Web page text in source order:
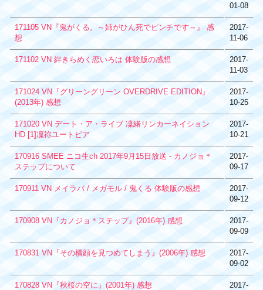
01-08
171105 VN『鬼がくる。～姉がひん死でピンチです～』 感
想
2017-
11-06
171102 VN 絆きらめく恋いろは 体験版の感想
2017-
11-03
171024 VN『グリーングリーン OVERDRIVE EDITION』
(2013年) 感想
2017-
10-25
171020 VN デート・ア・ライブ 凜緒リンカーネイション
HD [1]凜祢ユートピア
2017-
10-21
170916 SMEE ニコ生ch 2017年9月15日放送 - カノジョ＊
ステップについて
2017-
09-17
170911 VN メイラバ / メガモル / 鬼くる 体験版の感想
2017-
09-12
170908 VN『カノジョ＊ステップ』(2016年) 感想
2017-
09-09
170831 VN『その横顔を見つめてしまう』(2006年) 感想
2017-
09-02
170828 VN『秋桜の空に』(2001年) 感想
2017-